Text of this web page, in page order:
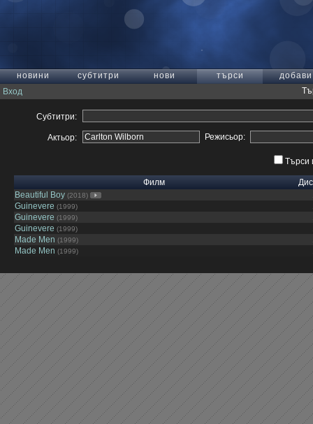
новини субтитри нови търси
добави
Вход
Субтитри:
Актьор: Режисьор:
Търси
Филм
Beautiful Boy (2018)
Guinevere (1999)
Guinevere (1999)
Guinevere (1999)
Made Men (1999)
Made Men (1999)